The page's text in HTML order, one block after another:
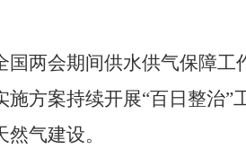
两会期间供水供气保障工
方案持续开展“百日整治”
气建设。